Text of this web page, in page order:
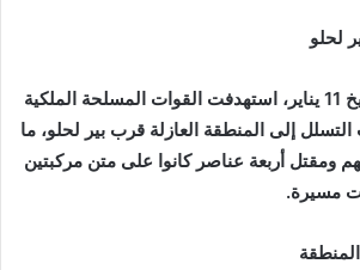
لحلو
وفي وقت سابق، بتاريخ 11 يناير، استهدفت القوات المسلحة الملكية
إلى المنطقة العازلة قرب بير لحلو، ما
ومقتل أربعة عناصر كانوا على متن مركبتين
مسيرة.